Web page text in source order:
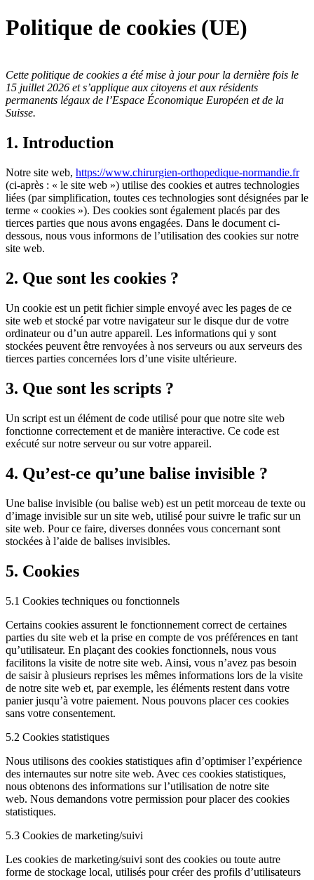
Politique de cookies (UE)
Cette politique de cookies a été mise à jour pour la dernière fois le
15 juillet 2026 et s’applique aux citoyens et aux résidents
permanents légaux de l’Espace Économique Européen et de la
Suisse.
1. Introduction
Notre site web, https://www.chirurgien-orthopedique-normandie.fr
(ci-après : « le site web ») utilise des cookies et autres technologies
liées (par simplification, toutes ces technologies sont désignées par le
terme « cookies »). Des cookies sont également placés par des
tierces parties que nous avons engagées. Dans le document ci-
dessous, nous vous informons de l’utilisation des cookies sur notre
site web.
2. Que sont les cookies ?
Un cookie est un petit fichier simple envoyé avec les pages de ce
site web et stocké par votre navigateur sur le disque dur de votre
ordinateur ou d’un autre appareil. Les informations qui y sont
stockées peuvent être renvoyées à nos serveurs ou aux serveurs des
tierces parties concernées lors d’une visite ultérieure.
3. Que sont les scripts ?
Un script est un élément de code utilisé pour que notre site web
fonctionne correctement et de manière interactive. Ce code est
exécuté sur notre serveur ou sur votre appareil.
4. Qu’est-ce qu’une balise invisible ?
Une balise invisible (ou balise web) est un petit morceau de texte ou
d’image invisible sur un site web, utilisé pour suivre le trafic sur un
site web. Pour ce faire, diverses données vous concernant sont
stockées à l’aide de balises invisibles.
5. Cookies
5.1 Cookies techniques ou fonctionnels
Certains cookies assurent le fonctionnement correct de certaines
parties du site web et la prise en compte de vos préférences en tant
qu’utilisateur. En plaçant des cookies fonctionnels, nous vous
facilitons la visite de notre site web. Ainsi, vous n’avez pas besoin
de saisir à plusieurs reprises les mêmes informations lors de la visite
de notre site web et, par exemple, les éléments restent dans votre
panier jusqu’à votre paiement. Nous pouvons placer ces cookies
sans votre consentement.
5.2 Cookies statistiques
Nous utilisons des cookies statistiques afin d’optimiser l’expérience
des internautes sur notre site web. Avec ces cookies statistiques,
nous obtenons des informations sur l’utilisation de notre site
web. Nous demandons votre permission pour placer des cookies
statistiques.
5.3 Cookies de marketing/suivi
Les cookies de marketing/suivi sont des cookies ou toute autre
forme de stockage local, utilisés pour créer des profils d’utilisateurs